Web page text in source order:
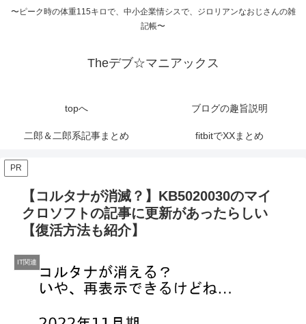
〜ピーク時の体重115キロで、中小企業情シスで、ジロリアンなおじさんの雑
記帳〜
Theデブ☆マニアックス
topへ ブログの趣旨説明
二郎＆二郎系記事まとめ fitbitでXXまとめ
PR
【コルタナが消滅？】KB5020030のマイ
クロソフトの記事に更新があったらしい
【復活方法も紹介】
IT関連